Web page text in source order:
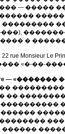
— �����
�����
� ���� �
Monsieur Le
«�-��-
—
��
������